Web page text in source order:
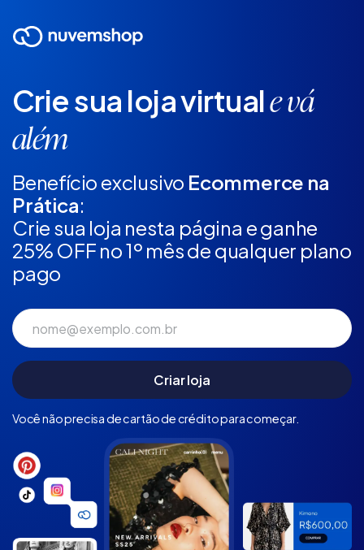
Crie sua loja virtuale vá
além
Benefício exclusivo Ecommerce na
Prática:
Crie sua loja nesta página e ganhe
25% OFF no 1º mês de qualquer plano
pago
Você não precisa de cartão de crédito para começar.